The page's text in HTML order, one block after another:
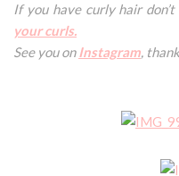
If you have curly hair
your curls.
See you on Instagram,